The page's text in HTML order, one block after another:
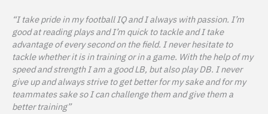
“I take pride in my football IQ and I always with passion. I’m
good at reading plays and I’m quick to tackle and I take
advantage of every second on the field. I never hesitate to
tackle whether it is in training or in a game. With the help of my
speed and strength I am a good LB, but also play DB. I never
give up and always strive to get better for my sake and for my
teammates sake so I can challenge them and give them a
better training”